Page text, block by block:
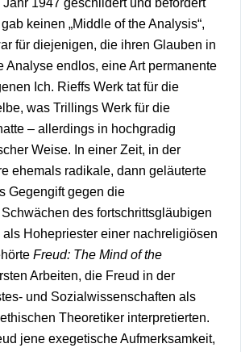
1947 geschildert und befördert
keinen „Middle of the Analysis“,
für diejenigen, die ihren Glauben in
Analyse endlos, eine Art permanente
Ich. Rieffs Werk tat für die
was Trillings Werk für die
– allerdings in hochgradig
Weise. In einer Zeit, in der
ehemals radikale, dann geläuterte
Gegengift gegen die
des fortschrittsgläubigen
als Hohepriester einer nachreligiösen
Freud: The Mind of the
Arbeiten, die Freud in der
und Sozialwissenschaften als
Theoretiker interpretierten.
jene exegetische Aufmerksamkeit,